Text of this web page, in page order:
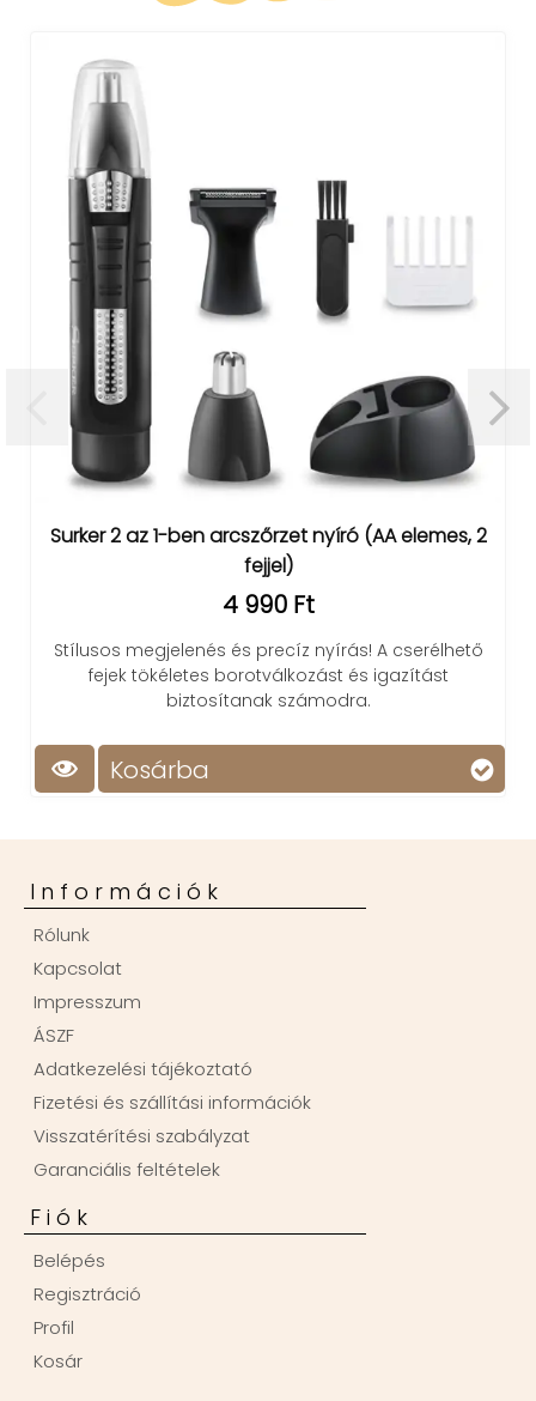
Surker 2 az 1-ben arcszőrzet nyíró (AA elemes, 2
fejjel)
4 990 Ft
Stílusos megjelenés és precíz nyírás! A cserélhető
fejek tökéletes borotválkozást és igazítást
biztosítanak számodra.
Kosárba
Információk
Rólunk
Kapcsolat
Impresszum
ÁSZF
Adatkezelési tájékoztató
Fizetési és szállítási információk
Visszatérítési szabályzat
Garanciális feltételek
Fiók
Belépés
Regisztráció
Profil
Kosár